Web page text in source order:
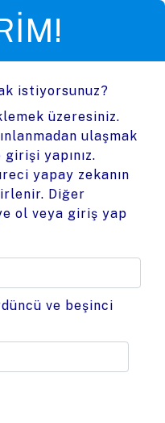
istiyorsunuz?
üzeresiniz.
ulaşmak
yapınız.
yapay zekanın
Diğer
ol veya giriş yap
ve beşinci